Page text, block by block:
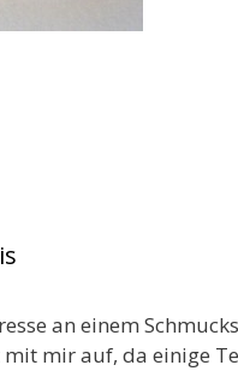
an einem
mit mir auf, da einige